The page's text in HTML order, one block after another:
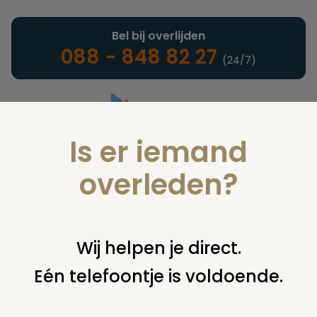
Landelijke uitvaartonderneming
Bel bij overlijden
088 - 848 82 27 (24/7)
U bent hier: home nieuws & agenda nieuws boek brengt
moscowa zeer gedetailleerd in kaart
Is er iemand
overleden?
Wij helpen je direct.
Eén telefoontje is voldoende.